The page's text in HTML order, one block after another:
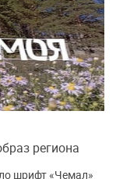
региона
шрифт «Чемал»